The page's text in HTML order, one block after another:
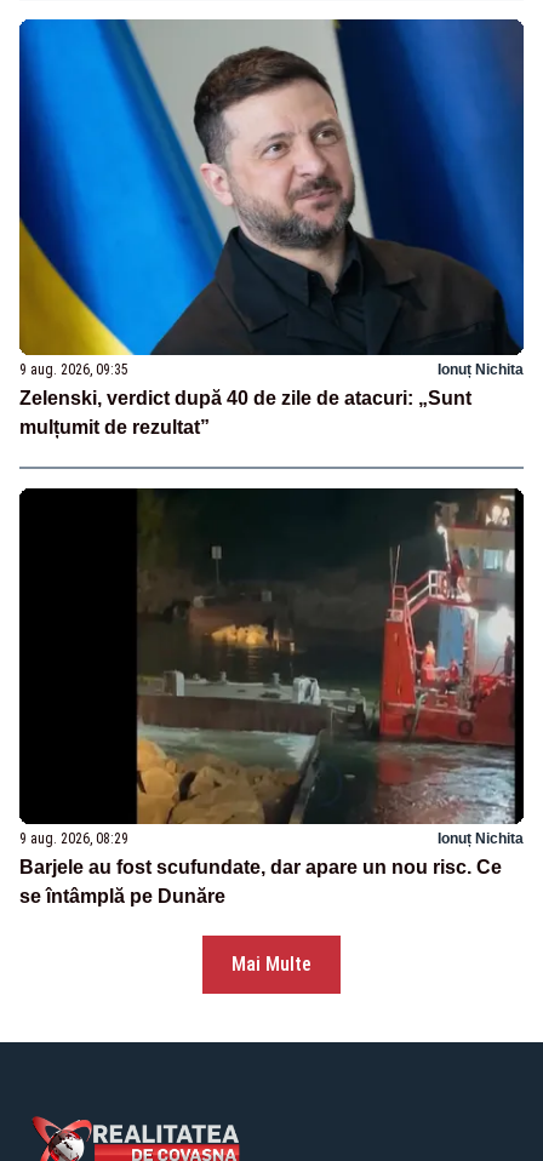
9 aug. 2026, 09:35 Ionuț Nichita
Zelenski, verdict după 40 de zile de atacuri: „Sunt
mulțumit de rezultat”
9 aug. 2026, 08:29 Ionuț Nichita
Barjele au fost scufundate, dar apare un nou risc. Ce
se întâmplă pe Dunăre
Mai Multe